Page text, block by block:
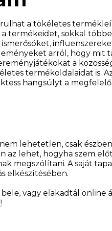
a tökéletes
termékeidet, sokkal
arról, hogy mit
a
termékoldalaidat is.
hangsúlyt a
lehetetlen, csak
az lehet, hogyha szem
megszólítani. A saját
elkészítésében.
vagy elakadtál online
!